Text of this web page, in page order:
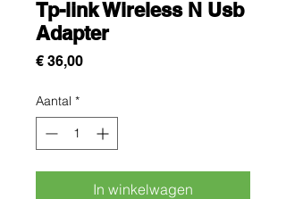
Tp-link Wireless N Usb
Adapter
€ 36,00Prijs
Aantal *
In winkelwagen